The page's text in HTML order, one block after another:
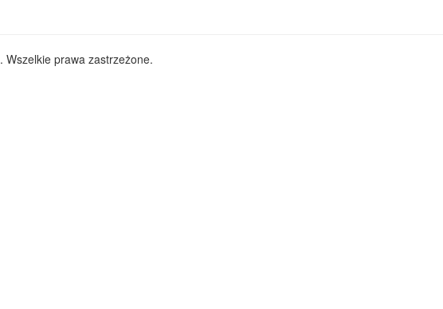
. Wszelkie prawa zastrzeżone.